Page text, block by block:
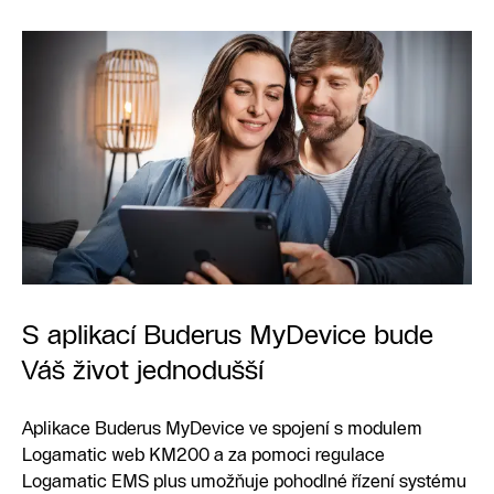
S aplikací Buderus MyDevice bude
Váš život jednodušší
Aplikace Buderus MyDevice ve spojení s modulem
Logamatic web KM200 a za pomoci regulace
Logamatic EMS plus umožňuje pohodlné řízení systému